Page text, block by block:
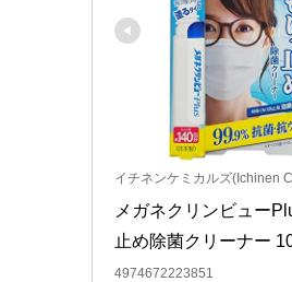
イチネンケミカルズ(Ichinen
メガネクリンビュー
止め除菌クリーナー
4974672223851